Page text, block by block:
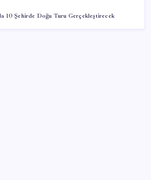
10 Şehirde Doğu Turu Gerçekleştirecek